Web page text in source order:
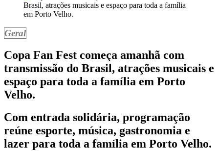
Geral
Copa Fan Fest começa amanhã com
transmissão do Brasil, atrações musicais e
espaço para toda a família em Porto
Velho.
Com entrada solidária, programação
reúne esporte, música, gastronomia e
lazer para toda a família em Porto Velho.